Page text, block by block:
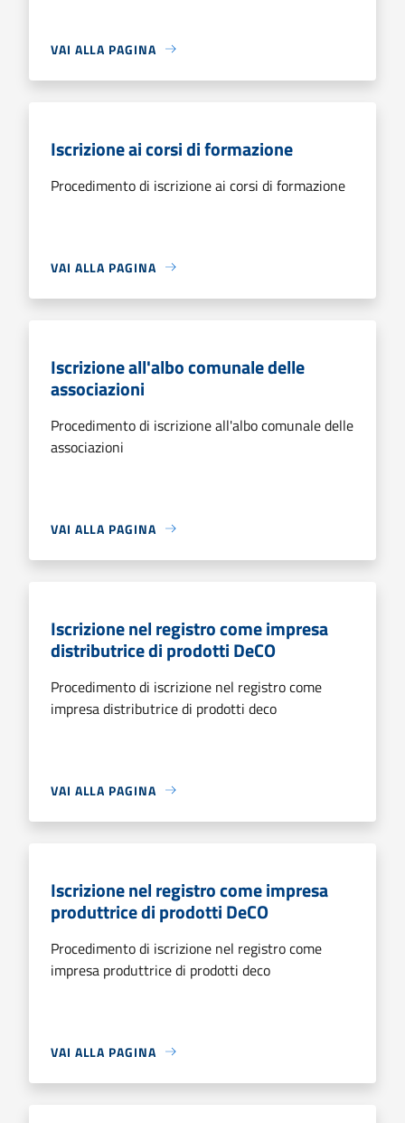
VAI ALLA PAGINA
Iscrizione ai corsi di formazione
Procedimento di iscrizione ai corsi di formazione
VAI ALLA PAGINA
Iscrizione all'albo comunale delle
associazioni
Procedimento di iscrizione all'albo comunale delle
associazioni
VAI ALLA PAGINA
Iscrizione nel registro come impresa
distributrice di prodotti DeCO
Procedimento di iscrizione nel registro come
impresa distributrice di prodotti deco
VAI ALLA PAGINA
Iscrizione nel registro come impresa
produttrice di prodotti DeCO
Procedimento di iscrizione nel registro come
impresa produttrice di prodotti deco
VAI ALLA PAGINA